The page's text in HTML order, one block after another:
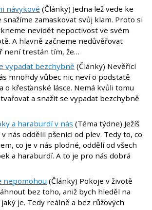
návykové (Články) Jedna lež vede ke
snažíme zamaskovat svůj klam. Proto si
nevidět nepoctivost ve svém
A hlavně začneme nedůvěřovat
není trestán tím, že…
vypadat bezchybně (Články) Nevěřící
mnohdy vůbec nic neví o podstatě
o křesťanské lásce. Nemá kvůli tomu
a snažit se vypadat bezchybně
a haraburdí v nás (Téma týdne) Ježíš
nás oddělil pšenici od plev. Tedy to, co
co je v nás plodné, oddělí od všech
a haraburdí. A to je pro nás dobrá
nepomohou (Články) Pokoje v životě
bez toho, aniž bych hleděl na
je. Tedy reálně a bez růžových